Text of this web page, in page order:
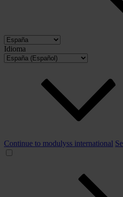
Idioma
Continue to modulyss international